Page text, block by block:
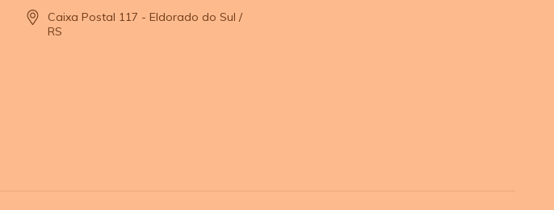
Caixa Postal 117 - Eldorado do Sul /
RS